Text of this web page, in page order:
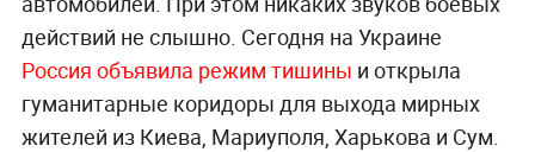
действий не слышно. Сегодня на Украине
Россия объявила режим тишины и открыла
гуманитарные коридоры для выхода мирных
жителей из Киева, Мариуполя, Харькова и Сум.